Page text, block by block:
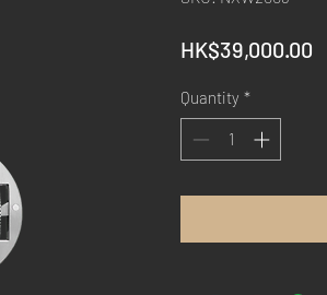
HK$39,000.00
Quantity *